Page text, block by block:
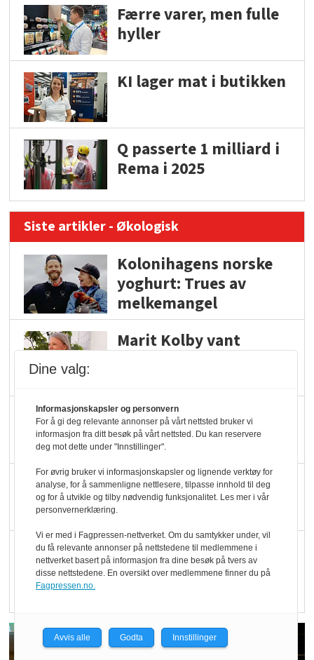
Færre varer, men fulle
hyller
KI lager mat i butikken
Q passerte 1 milliard i
Rema i 2025
Siste artikler - Økologisk
Kolonihagens norske
yoghurt: Trues av
melkemangel
Marit Kolby vant
Blir enklere å velge
økologisk i butikkhylla
Kolonihagen sliter
med å få tak i nok melk
Rapport: Økokundene
er klare! Er markedet
Dine valg:
Informasjonskapsler og personvern
For å gi deg relevante annonser på vårt nettsted bruker vi
informasjon fra ditt besøk på vårt nettsted. Du kan reservere
deg mot dette under "Innstillinger".
For øvrig bruker vi informasjonskapsler og lignende verktøy for
analyse, for å sammenligne nettlesere, tilpasse innhold til deg
og for å utvikle og tilby nødvendig funksjonalitet. Les mer i vår
personvernerklæring.
Vi er med i Fagpressen-nettverket. Om du samtykker under, vil
du få relevante annonser på nettstedene til medlemmene i
nettverket basert på informasjon fra dine besøk på tvers av
disse nettstedene. En oversikt over medlemmene finner du på
Fagpressen.no.
Avvis alle Godta Innstillinger